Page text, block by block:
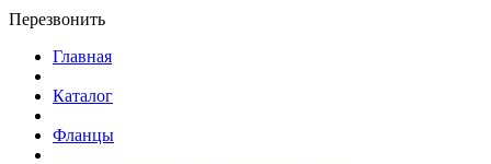
Перезвонить
Главная
Каталог
Фланцы